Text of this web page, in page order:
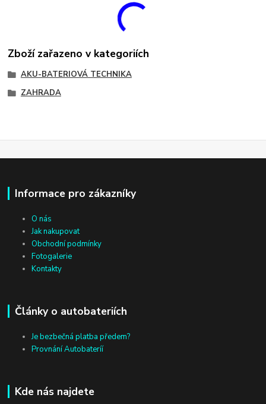
Zboží zařazeno v kategoriích
AKU-BATERIOVÁ TECHNIKA
ZAHRADA
Informace pro zákazníky
O nás
Jak nakupovat
Obchodní podmínky
Fotogalerie
Kontakty
Články o autobateriích
Je bezbečná platba předem?
Provnání Autobateríí
Kde nás najdete